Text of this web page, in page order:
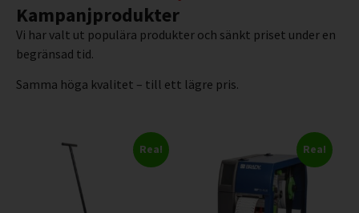
Kampanjprodukter
Vi har valt ut populära produkter och sänkt priset under en
begränsad tid.
Samma höga kvalitet – till ett lägre pris.
Rea! Rea!